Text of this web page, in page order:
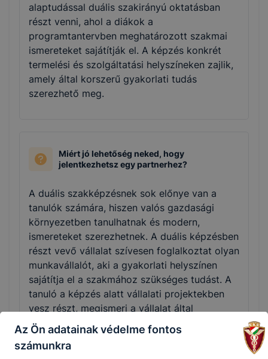
alaptudással duális szakirányú oktatásban
részt venni, ahol a diákok a
programtantervben meghatározott szakmai
ismereteket sajátítják el. A képzés konkrét
termelési és szolgáltatási helyszíneken zajlik,
amely által korszerű gyakorlati tudás
szerezhető meg.
Miért jó lehetőség neked, hogy
jelentkezhetsz egy partnerhez?
A duális szakképzésnek sok előnye van a
tanulók számára, hiszen valós gazdasági
környezetben tanulhatnak és modern,
ismereteket szerezhetnek. A duális képzésben
részt vevő vállalat szívesen foglalkoztat olyan
munkavállalót, aki a gyakorlati helyszínen
sajátítja el a szakmához szükséges tudást. A
tanuló a képzés alatt vállalati projektekben
vesz részt, megismeri a vállalat által
alkalmazott technológiákat, és gyakorlati
tudását az elméleti oktatásban is
kamatoztathatja. Az adott szakterületen a
Az Ön adatainak védelme fontos
számunkra